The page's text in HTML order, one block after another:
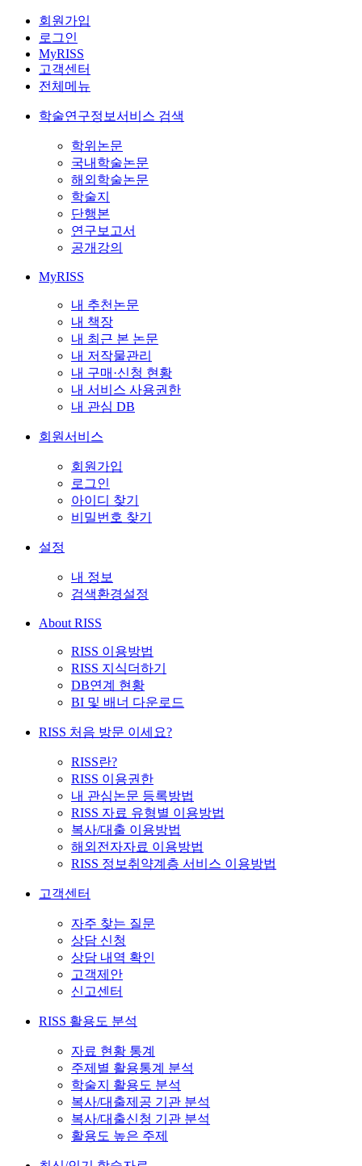
회원가입
로그인
MyRISS
고객센터
전체메뉴
학술연구정보서비스 검색
학위논문
국내학술논문
해외학술논문
학술지
단행본
연구보고서
공개강의
MyRISS
내 추천논문
내 책장
내 최근 본 논문
내 저작물관리
내 구매·신청 현황
내 서비스 사용권한
내 관심 DB
회원서비스
회원가입
로그인
아이디 찾기
비밀번호 찾기
설정
내 정보
검색환경설정
About RISS
RISS 이용방법
RISS 지식더하기
DB연계 현황
BI 및 배너 다운로드
RISS 처음 방문 이세요?
RISS란?
RISS 이용권한
내 관심논문 등록방법
RISS 자료 유형별 이용방법
복사/대출 이용방법
해외전자자료 이용방법
RISS 정보취약계층 서비스 이용방법
고객센터
자주 찾는 질문
상담 신청
상담 내역 확인
고객제안
신고센터
RISS 활용도 분석
자료 현황 통계
주제별 활용통계 분석
학술지 활용도 분석
복사/대출제공 기관 분석
복사/대출신청 기관 분석
활용도 높은 주제